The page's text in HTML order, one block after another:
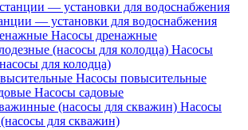
— установки для водоснабжения
Насосы дренажные
Насосы
для колодца)
Насосы повысительные
Насосы садовые
Насосы
для скважин)